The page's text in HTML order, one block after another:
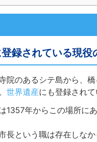
録されている現役
院のあるシテ島から、
世界遺産にも登録され
1357年からこの場所に
長という職は存在しな